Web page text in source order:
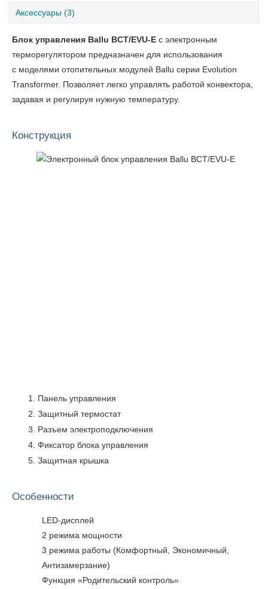
Аксессуары (3)
Блок управления Ballu BCT/EVU-E с электронным
терморегулятором предназначен для использования
с моделями отопительных модулей Ballu серии Evolution
Transformer. Позволяет легко управлять работой конвектора,
задавая и регулируя нужную температуру.
Конструкция
Панель управления
Защитный термостат
Разъем электроподключения
Фиксатор блока управления
Защитная крышка
Особенности
LED-дисплей
2 режима мощности
3 режима работы (Комфортный, Экономичный,
Антизамерзание)
Функция «Родительский контроль»